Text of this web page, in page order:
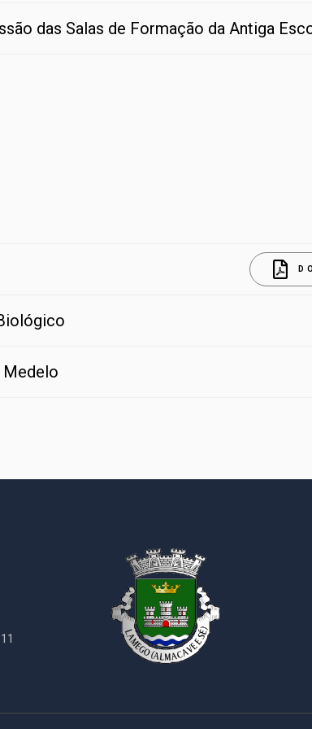
das Salas de Formação da Antiga